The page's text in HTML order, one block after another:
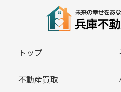
トップ
不動産買取